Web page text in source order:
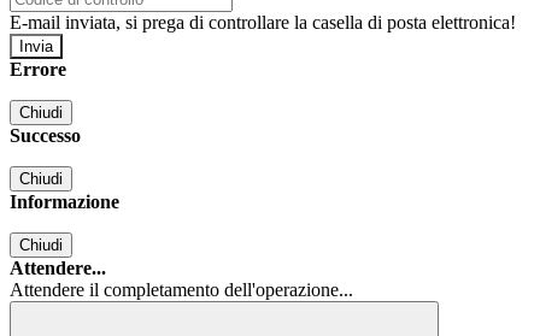
E-mail inviata, si prega di controllare la casella di posta elettronica!
Errore
Chiudi
Successo
Chiudi
Informazione
Chiudi
Attendere...
Attendere il completamento dell'operazione...